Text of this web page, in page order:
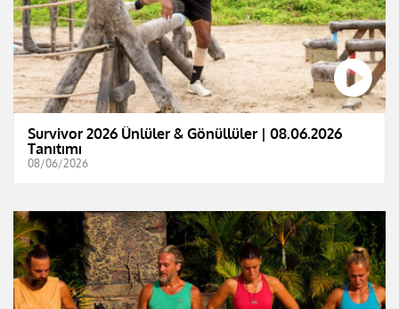
Survivor 2026 Ünlüler & Gönüllüler | 08.06.2026
Tanıtımı
08/06/2026